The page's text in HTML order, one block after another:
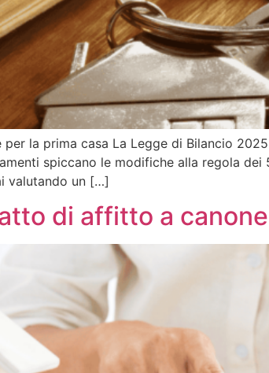
la prima casa La Legge di Bilancio
spiccano le modifiche alla regola
valutando un […]
di affitto a